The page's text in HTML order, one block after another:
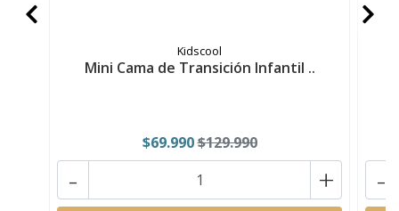
Kidscool
Mini Cama de Transición Infantil ..
$69.990$129.990
+
- -